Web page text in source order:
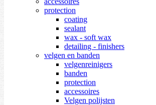
protection
coating
sealant
wax - soft wax
detailing - finishers
velgen en banden
velgenreinigers
banden
protection
accessoires
Velgen polijsten